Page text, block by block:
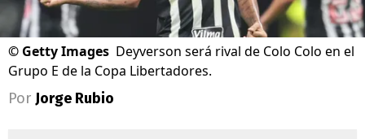
© Getty Images Deyverson será rival de Colo Colo en el
Grupo E de la Copa Libertadores.
Por Jorge Rubio